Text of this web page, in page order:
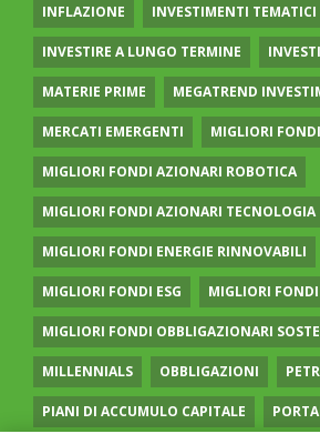
INFLAZIONE INVESTIMENTI TEMATICI
INVESTIRE A LUNGO TERMINE
MATERIE PRIME MEGATREND
MERCATI EMERGENTI MIGLIORI
MIGLIORI FONDI AZIONARI ROBOTICA
MIGLIORI FONDI AZIONARI TECNOLOGIA
MIGLIORI FONDI ENERGIE RINNOVABILI
MIGLIORI FONDI ESG MIGLIORI
MIGLIORI FONDI OBBLIGAZIONARI
MILLENNIALS OBBLIGAZIONI
PIANI DI ACCUMULO CAPITALE